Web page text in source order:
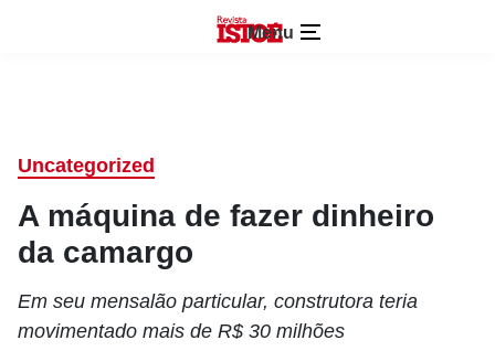
Menu
Uncategorized
A máquina de fazer dinheiro
da camargo
Em seu mensalão particular, construtora teria
movimentado mais de R$ 30 milhões